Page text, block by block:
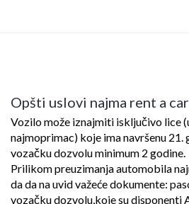
Opšti uslovi najma rent a
Vozilo može iznajmiti isključivo lice
najmoprimac) koje ima navršenu 21.
vozačku dozvolu minimum 2 godine.
Prilikom preuzimanja automobila
da da na uvid važeće dokumente:
vozačku dozvolu,koje su disponenti